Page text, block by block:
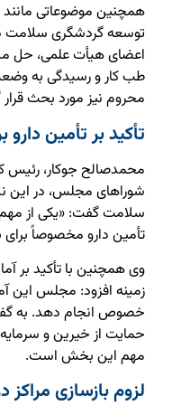
همچنین موضوعاتی
توسعه گردشگری سلامت
اعضای هیأت علمی، حل
طب کار و رسیدگی به
محروم نیز مورد بحث
تأکید بر تأمین
محمدصالح جوکار، رئیس
شوراهای مجلس، در این
سلامت گفت: «یکی از
تأمین دارو مخصوصاً
وی همچنین با تأکید بر
زمینه افزود: مجلس این
خصوص انجام دهد. به
حمایت از خیرین و
مهم این بخش است.
لزوم بازسازی